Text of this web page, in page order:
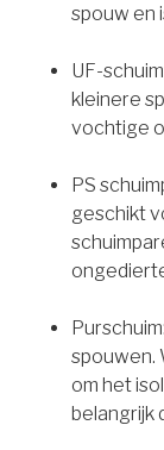
spouw en
UF-
kleinere
vochtige
PS
geschikt
spouwen.
om het
belangrijk